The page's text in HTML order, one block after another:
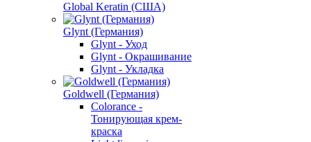
Global Keratin (США)
Glynt (Германия)
Glynt - Уход
Glynt - Окрашивание
Glynt - Укладка
Goldwell (Германия)
Colorance -
Тонирующая крем-
краска